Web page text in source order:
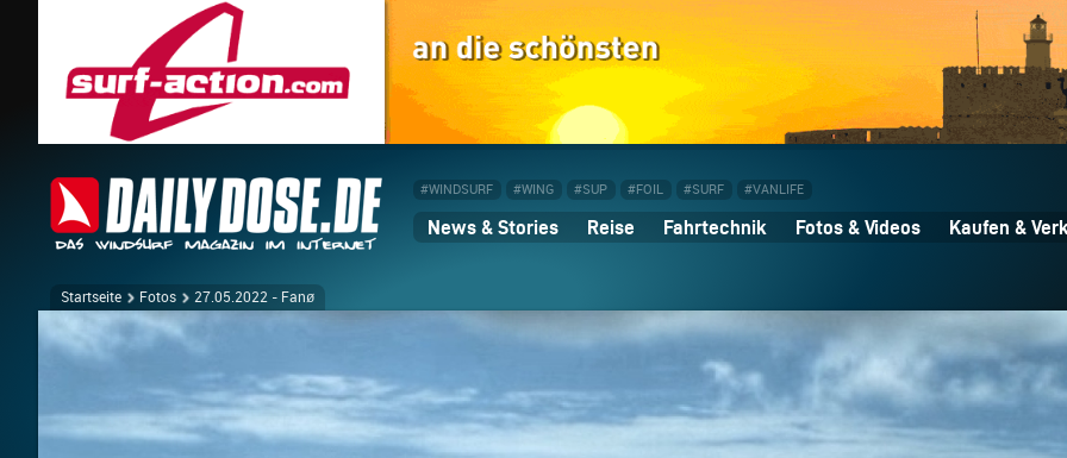
#WINDSURF #WING #SUP #FOIL #SURF #VANLIFE
News & Stories Reise Fahrtechnik Fotos & Videos Kaufen &
Startseite Fotos 27.05.2022 - Fanø